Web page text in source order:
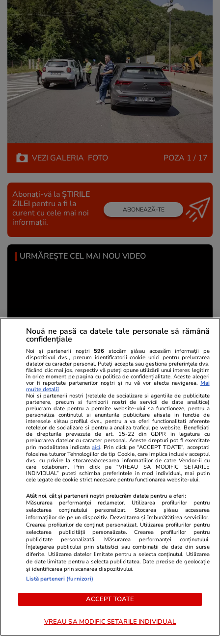
VEZI GALERIA FOTO POZA 1 / 17
Abonați-vă la ȘTIRILE
ZILEI pentru a fi la
curent cu cele mai noi
informații.
ABONEAZĂ-TE
URMĂREȘTE CEL MAI NOU VIDEO
Guvernul a alocat 7 milioane de lei din fondul de
rezervă pentru intervenții de urgență pe Dunăre
Share 10 comentarii
Abonați-vă la canalul Libertatea de WhatsApp pentru
a fi la curent cu ultimele informații
Sorin Grindeanu CNAIR Infotrafic Valea Oltului
Nouă ne pasă ca datele tale personale să rămână
confidențiale
Noi și partenerii noștri 596 stocăm și/sau accesăm informații pe
dispozitivul dvs., precum identificatorii cookie unici pentru prelucrarea
datelor cu caracter personal. Puteți accepta sau gestiona preferințele dvs.
făcând clic mai jos, respectiv vă puteți opune utilizării unui interes legitim
în orice moment pe pagina cu politica de confidențialitate. Aceste alegeri
vor fi raportate partenerilor noștri și nu vă vor afecta navigarea. Mai
multe detalii
Noi si partenerii nostri (retelele de socializare si agentiile de publicitate
partenere, precum si furnizorii nostri de servicii de date analitice)
prelucram date pentru a permite website-ului sa functioneze, pentru a
personaliza continutul si anunturile publicitare afisate in functie de
interesele si/sau profilul dvs., pentru a va oferi functionalitati aferente
retelelor de socializare si pentru a analiza traficul pe website. Beneficiati
de drepturile prevazute de art. 15-22 din GDPR in legatura cu
prelucrarea datelor cu caracter personal. Aceste drepturi pot fi exercitate
prin modalitatea indicataaici. Prin click pe “ACCEPT TOATE”, acceptati
folosirea tuturor Tehnologiilor de tip Cookie, care implica inclusiv acceptul
dvs. cu privire la stocarea/accesarea informatiilor de catre Vendor-ii cu
care colaboram. Prin click pe “VREAU SA MODIFIC SETARILE
INDIVIDUAL” puteti schimba preferintele in mod individual, mai putin
cele legate de cookie strict necesare pentru functionarea website-ului.
Atât noi, cât și partenerii noștri prelucrăm datele pentru a oferi:
Măsurarea performanței reclamelor. Utilizarea profilurilor pentru
selectarea conținutului personalizat. Stocarea și/sau accesarea
informațiilor de pe un dispozitiv. Dezvoltarea și îmbunătățirea serviciilor.
Crearea profilurilor de conținut personalizat. Utilizarea profilurilor pentru
selectarea publicității personalizate. Crearea profilurilor pentru
publicitate personalizată. Măsurarea performanței conținutului.
Înțelegerea publicului prin statistici sau combinații de date din surse
diferite. Utilizarea datelor limitate pentru a selecta conținutul. Utilizarea
de date limitate pentru a selecta publicitatea. Date precise de geolocație
și identificarea prin scanarea dispozitivului.
Listă parteneri (furnizori)
ACCEPT TOATE
VREAU SA MODIFIC SETARILE INDIVIDUAL